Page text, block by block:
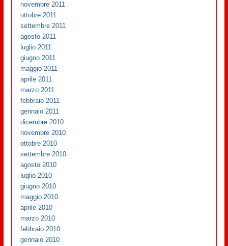
novembre 2011
ottobre 2011
settembre 2011
agosto 2011
luglio 2011
giugno 2011
maggio 2011
aprile 2011
marzo 2011
febbraio 2011
gennaio 2011
dicembre 2010
novembre 2010
ottobre 2010
settembre 2010
agosto 2010
luglio 2010
giugno 2010
maggio 2010
aprile 2010
marzo 2010
febbraio 2010
gennaio 2010